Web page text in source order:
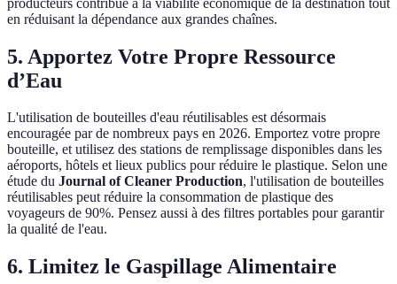
en réduisant la dépendance aux grandes chaînes.
5. Apportez Votre Propre Ressource
d’Eau
L'utilisation de bouteilles d'eau réutilisables est désormais
encouragée par de nombreux pays en 2026. Emportez votre propre
bouteille, et utilisez des stations de remplissage disponibles dans les
aéroports, hôtels et lieux publics pour réduire le plastique. Selon une
étude du Journal of Cleaner Production, l'utilisation de bouteilles
réutilisables peut réduire la consommation de plastique des
voyageurs de 90%. Pensez aussi à des filtres portables pour garantir
la qualité de l'eau.
6. Limitez le Gaspillage Alimentaire